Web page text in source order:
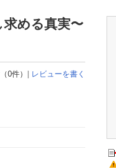
求める真実〜
（0件） レビューを書く